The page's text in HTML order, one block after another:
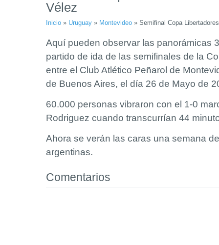
Vélez
Inicio » Uruguay » Montevideo » Semifinal Copa
Aquí pueden observar las panorámicas
partido de ida de las semifinales de la
entre el Club Atlético Peñarol de
de Buenos Aires, el día 26 de Mayo de
60.000 personas vibraron con el 1-0
Rodriguez cuando transcurrían 44
Ahora se verán las caras una semana
argentinas.
Comentarios